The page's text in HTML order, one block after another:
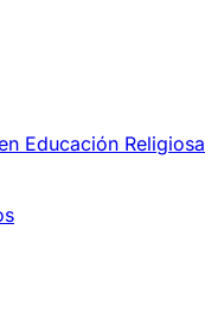
Educación Religiosa